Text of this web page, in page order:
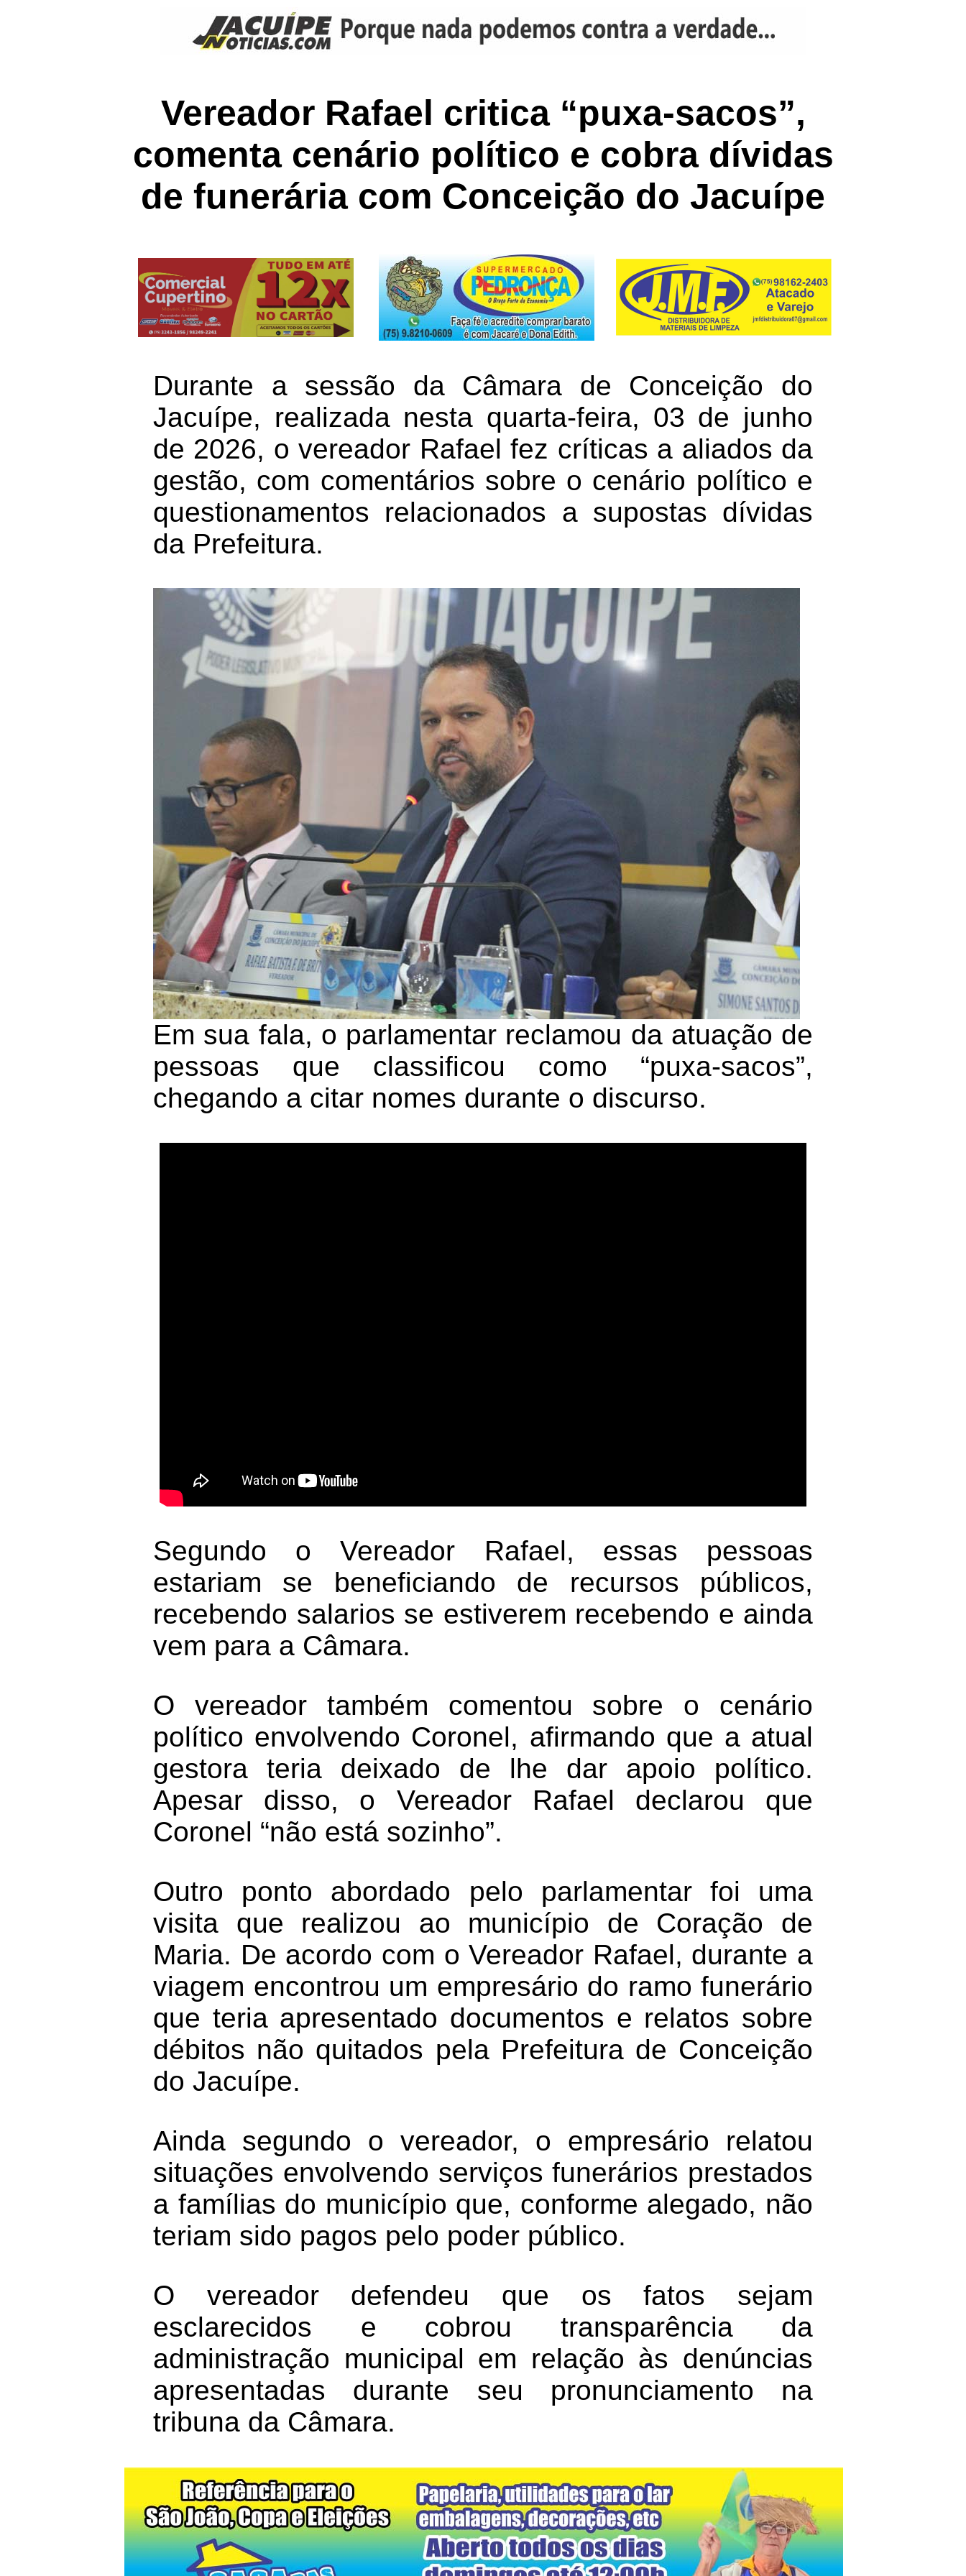
Vereador Rafael critica “puxa-sacos”,
comenta cenário político e cobra dívidas
de funerária com Conceição do Jacuípe
Durante a sessão da Câmara de Conceição do
Jacuípe, realizada nesta quarta-feira, 03 de junho
de 2026, o vereador Rafael fez críticas a aliados da
gestão, com comentários sobre o cenário político e
questionamentos relacionados a supostas dívidas
da Prefeitura.
Em sua fala, o parlamentar reclamou da atuação de
pessoas que classificou como “puxa-sacos”,
chegando a citar nomes durante o discurso.
Segundo o Vereador Rafael, essas pessoas
estariam se beneficiando de recursos públicos,
recebendo salarios se estiverem recebendo e ainda
vem para a Câmara.
O vereador também comentou sobre o cenário
político envolvendo Coronel, afirmando que a atual
gestora teria deixado de lhe dar apoio político.
Apesar disso, o Vereador Rafael declarou que
Coronel “não está sozinho”.
Outro ponto abordado pelo parlamentar foi uma
visita que realizou ao município de Coração de
Maria. De acordo com o Vereador Rafael, durante a
viagem encontrou um empresário do ramo funerário
que teria apresentado documentos e relatos sobre
débitos não quitados pela Prefeitura de Conceição
do Jacuípe.
Ainda segundo o vereador, o empresário relatou
situações envolvendo serviços funerários prestados
a famílias do município que, conforme alegado, não
teriam sido pagos pelo poder público.
O vereador defendeu que os fatos sejam
esclarecidos e cobrou transparência da
administração municipal em relação às denúncias
apresentadas durante seu pronunciamento na
tribuna da Câmara.